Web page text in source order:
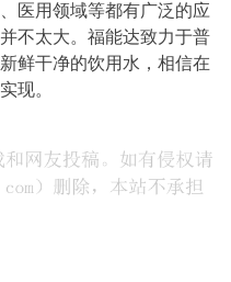
医用领域等都有广泛的应
不太大。福能达致力于普
鲜干净的饮用水，相信在
现。